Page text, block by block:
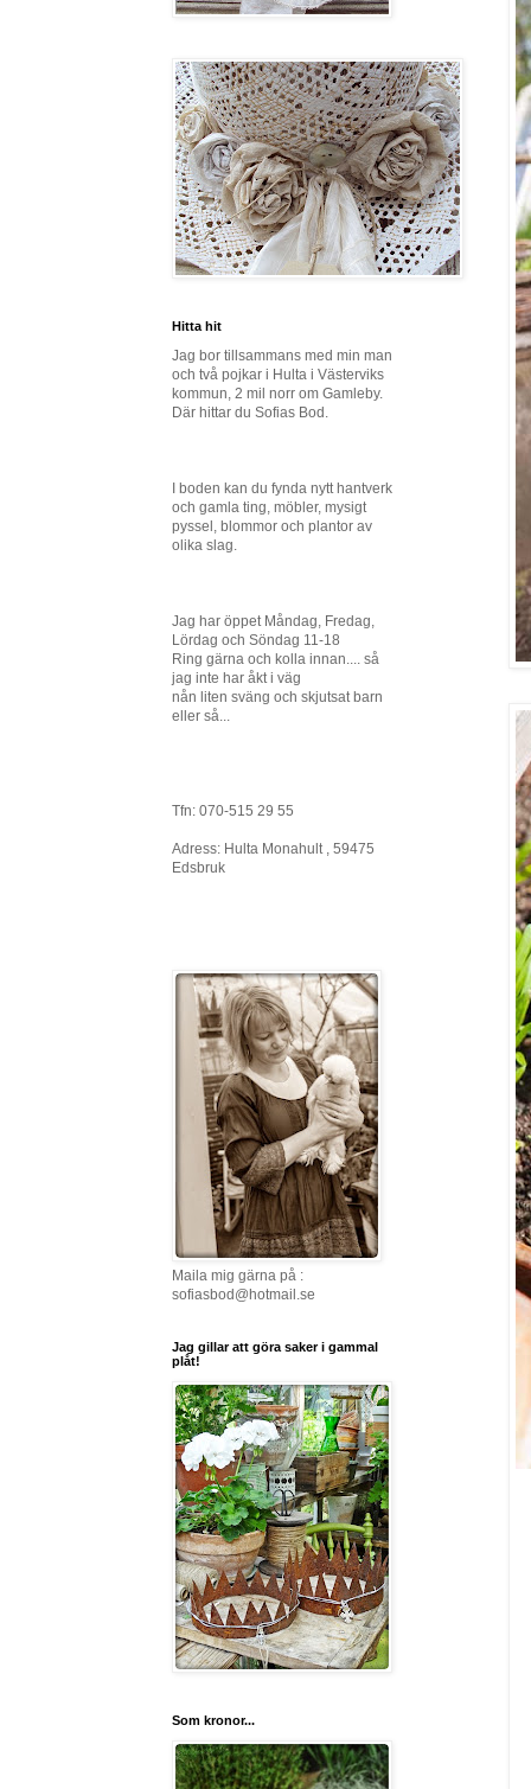
Hitta hit
Jag bor tillsammans med min man
och två pojkar i Hulta i Västerviks
kommun, 2 mil norr om Gamleby.
Där hittar du Sofias Bod.
I boden kan du fynda nytt hantverk
och gamla ting, möbler, mysigt
pyssel, blommor och plantor av
olika slag.
Jag har öppet Måndag, Fredag,
Lördag och Söndag 11-18
Ring gärna och kolla innan.... så
jag inte har åkt i väg
nån liten sväng och skjutsat barn
eller så...
Tfn: 070-515 29 55
Adress: Hulta Monahult , 59475
Edsbruk
Maila mig gärna på :
sofiasbod@hotmail.se
Jag gillar att göra saker i gammal
plåt!
Som kronor...